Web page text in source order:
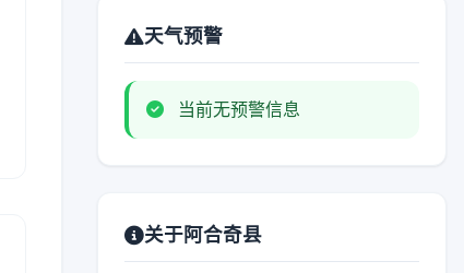
天气预警
当前无预警信息
关于阿合奇县